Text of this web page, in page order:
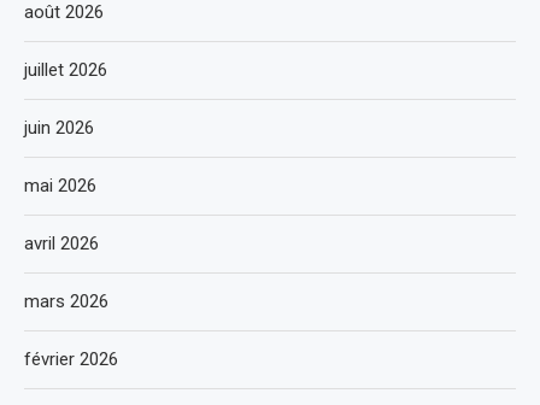
août 2026
juillet 2026
juin 2026
mai 2026
avril 2026
mars 2026
février 2026